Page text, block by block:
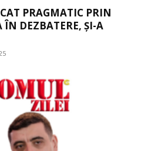
PRAGMATIC PRIN
ÎN DEZBATERE, ȘI-A